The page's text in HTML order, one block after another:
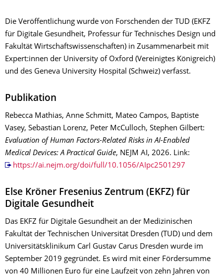
Die Veröffentlichung wurde von Forschenden der TUD (EKFZ
für Digitale Gesundheit, Professur für Technisches Design und
Fakultät Wirtschaftswissenschaften) in Zusammenarbeit mit
Expert:innen der University of Oxford (Vereinigtes Königreich)
und des Geneva University Hospital (Schweiz) verfasst.
Publikation
Rebecca Mathias, Anne Schmitt, Mateo Campos, Baptiste
Vasey, Sebastian Lorenz, Peter McCulloch, Stephen Gilbert:
Evaluation of Human Factors-Related Risks in AI-Enabled
Medical Devices: A Practical Guide, NEJM AI, 2026. Link:
https://ai.nejm.org/doi/full/10.1056/AIpc2501297
Else Kröner Fresenius Zentrum (EKFZ) für
Digitale Gesundheit
Das EKFZ für Digitale Gesundheit an der Medizinischen
Fakultät der Technischen Universität Dresden (TUD) und dem
Universitätsklinikum Carl Gustav Carus Dresden wurde im
September 2019 gegründet. Es wird mit einer Fördersumme
von 40 Millionen Euro für eine Laufzeit von zehn Jahren von